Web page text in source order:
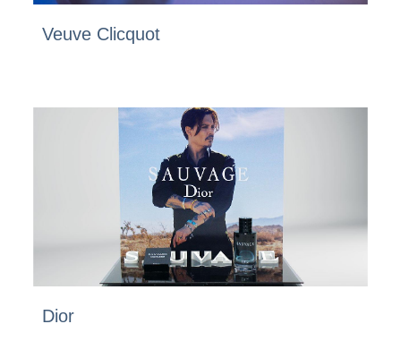
Veuve Clicquot
Dior